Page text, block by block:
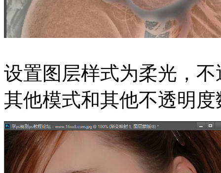
设置图层样式为柔光，
其他模式和其他不透明度